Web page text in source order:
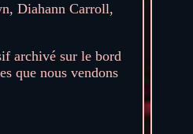
Diahann Carroll,
archivé sur le bord
que nous vendons